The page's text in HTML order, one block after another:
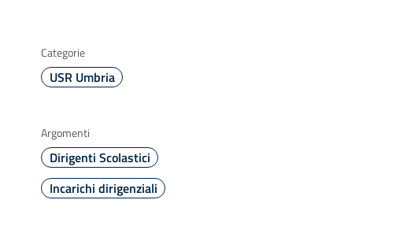
Categorie
USR Umbria
Argomenti
Dirigenti Scolastici
Incarichi dirigenziali